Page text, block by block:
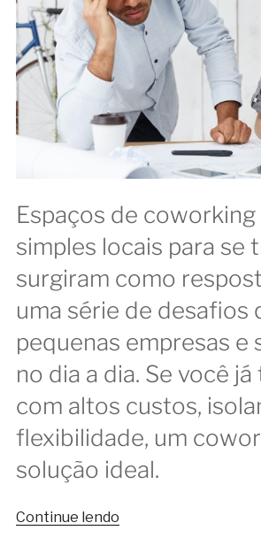
Espaços de
simples locais para se
surgiram como
uma série de desafios
pequenas empresas
no dia a dia. Se você
com altos custos,
flexibilidade, um
solução ideal.
Continue lendo